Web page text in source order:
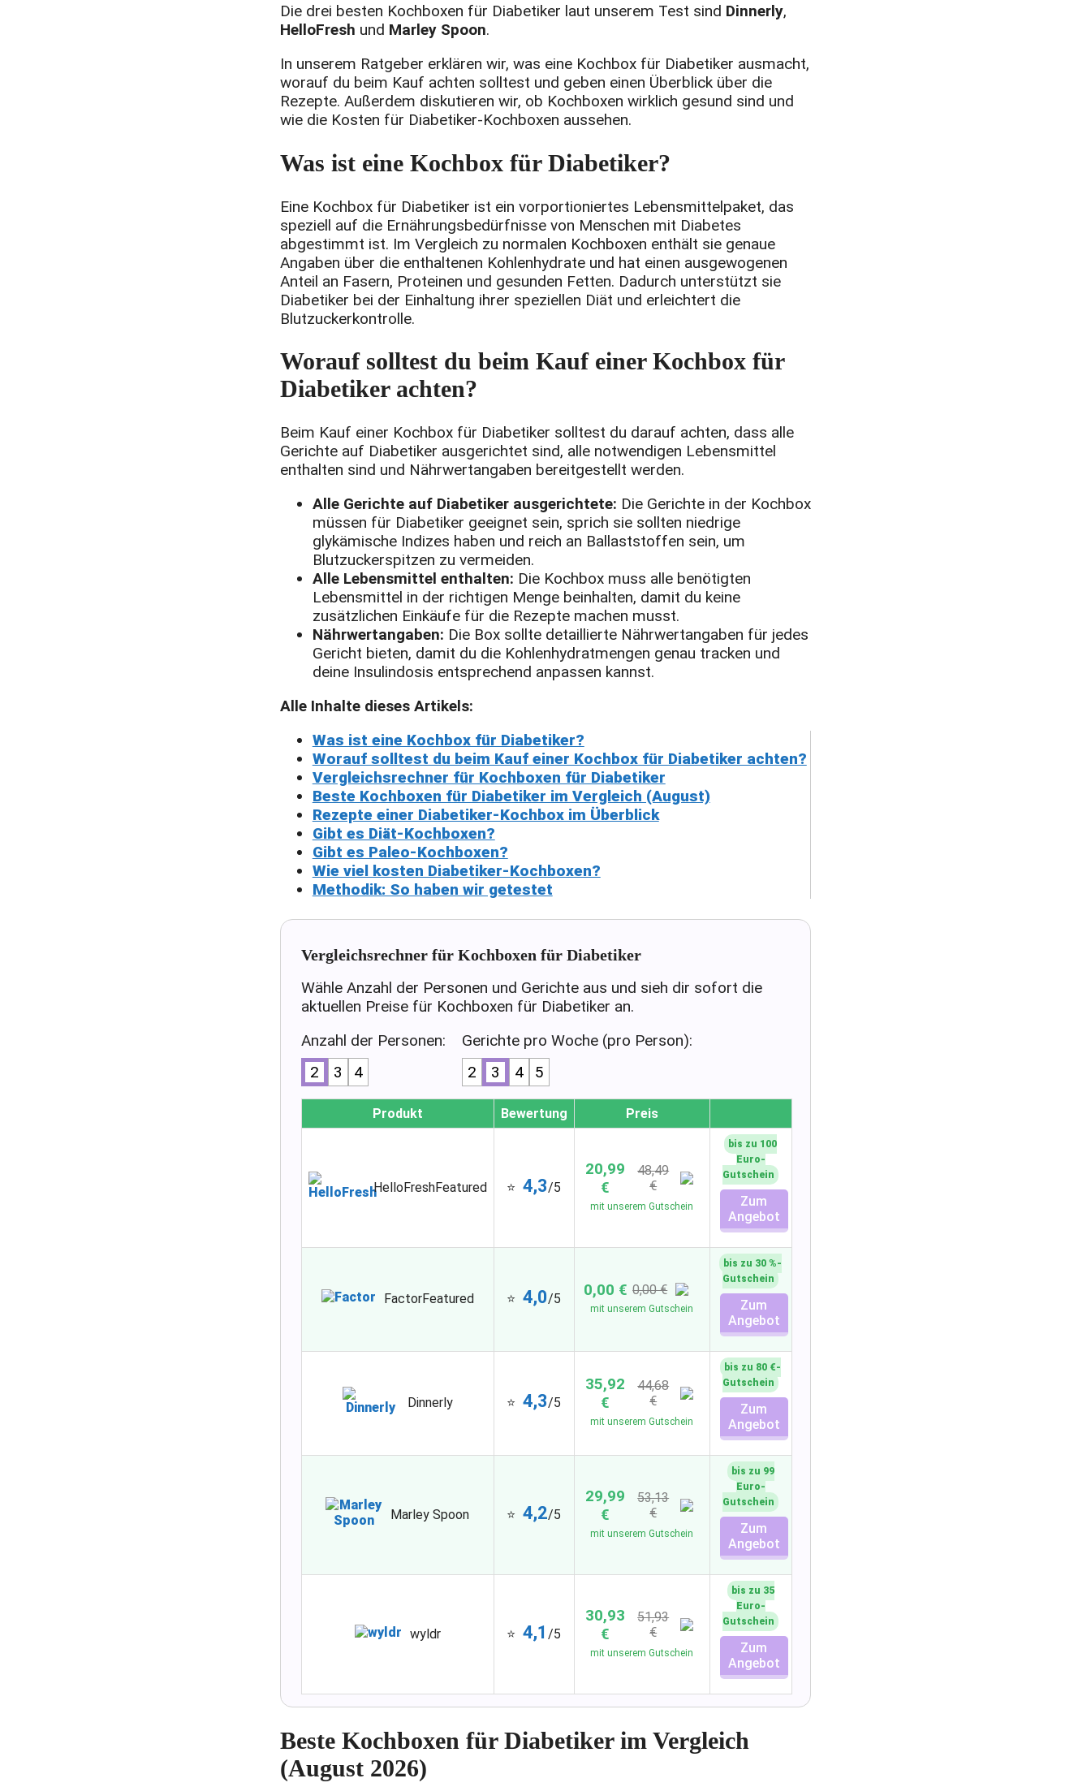
Die drei besten Kochboxen für Diabetiker laut unserem Test sind Dinnerly,
HelloFresh und Marley Spoon.
In unserem Ratgeber erklären wir, was eine Kochbox für Diabetiker ausmacht,
worauf du beim Kauf achten solltest und geben einen Überblick über die
Rezepte. Außerdem diskutieren wir, ob Kochboxen wirklich gesund sind und
wie die Kosten für Diabetiker-Kochboxen aussehen.
Was ist eine Kochbox für Diabetiker?
Eine Kochbox für Diabetiker ist ein vorportioniertes Lebensmittelpaket, das
speziell auf die Ernährungsbedürfnisse von Menschen mit Diabetes
abgestimmt ist. Im Vergleich zu normalen Kochboxen enthält sie genaue
Angaben über die enthaltenen Kohlenhydrate und hat einen ausgewogenen
Anteil an Fasern, Proteinen und gesunden Fetten. Dadurch unterstützt sie
Diabetiker bei der Einhaltung ihrer speziellen Diät und erleichtert die
Blutzuckerkontrolle.
Worauf solltest du beim Kauf einer Kochbox für
Diabetiker achten?
Beim Kauf einer Kochbox für Diabetiker solltest du darauf achten, dass alle
Gerichte auf Diabetiker ausgerichtet sind, alle notwendigen Lebensmittel
enthalten sind und Nährwertangaben bereitgestellt werden.
Alle Gerichte auf Diabetiker ausgerichtete: Die Gerichte in der Kochbox
müssen für Diabetiker geeignet sein, sprich sie sollten niedrige
glykämische Indizes haben und reich an Ballaststoffen sein, um
Blutzuckerspitzen zu vermeiden.
Alle Lebensmittel enthalten: Die Kochbox muss alle benötigten
Lebensmittel in der richtigen Menge beinhalten, damit du keine
zusätzlichen Einkäufe für die Rezepte machen musst.
Nährwertangaben: Die Box sollte detaillierte Nährwertangaben für jedes
Gericht bieten, damit du die Kohlenhydratmengen genau tracken und
deine Insulindosis entsprechend anpassen kannst.
Alle Inhalte dieses Artikels:
Was ist eine Kochbox für Diabetiker?
Worauf solltest du beim Kauf einer Kochbox für Diabetiker achten?
Vergleichsrechner für Kochboxen für Diabetiker
Beste Kochboxen für Diabetiker im Vergleich (August)
Rezepte einer Diabetiker-Kochbox im Überblick
Gibt es Diät-Kochboxen?
Gibt es Paleo-Kochboxen?
Wie viel kosten Diabetiker-Kochboxen?
Methodik: So haben wir getestet
Vergleichsrechner für Kochboxen für Diabetiker
Wähle Anzahl der Personen und Gerichte aus und sieh dir sofort die
aktuellen Preise für Kochboxen für Diabetiker an.
Anzahl der Personen:
2
3 4
Gerichte pro Woche (pro Person):
2
3 4 5
Produkt Bewertung Preis
HelloFreshFeatured ⭐ 4,3/5
20,99
€
48,49
€
mit unserem Gutschein
bis zu 100
Euro-
Gutschein
Zum
Angebot
FactorFeatured ⭐ 4,0/5 0,00 € 0,00 €
mit unserem Gutschein
bis zu 30 %-
Gutschein
Zum
Angebot
Dinnerly ⭐ 4,3/5
35,92
€
44,68
€
mit unserem Gutschein
bis zu 80 €-
Gutschein
Zum
Angebot
Marley Spoon ⭐ 4,2/5
29,99
€
53,13
€
mit unserem Gutschein
bis zu 99
Euro-
Gutschein
Zum
Angebot
wyldr ⭐ 4,1 /5
30,93
€
51,93
€
mit unserem Gutschein
bis zu 35
Euro-
Gutschein
Zum
Angebot
Beste Kochboxen für Diabetiker im Vergleich
(August 2026)